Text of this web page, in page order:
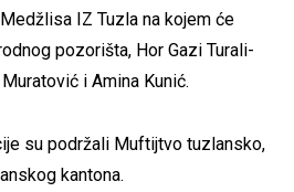
IZ Tuzla na kojem će
pozorišta, Hor Gazi Turali-
i Amina Kunić.
su podržali Muftijtvo tuzlansko,
kantona.